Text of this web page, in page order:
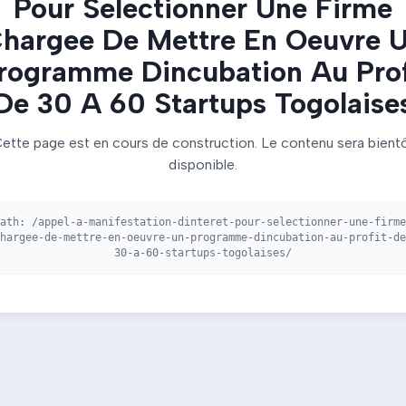
Pour Selectionner Une Firme
De Mettre En Oeuvre
Dincubation Au
30 A 60 Startups
page est en cours de construction. Le contenu sera
disponible.
/appel-a-manifestation-dinteret-pour-selectionner-une-
de-mettre-en-oeuvre-un-programme-dincubation-au-profit-
30-a-60-startups-togolaises/